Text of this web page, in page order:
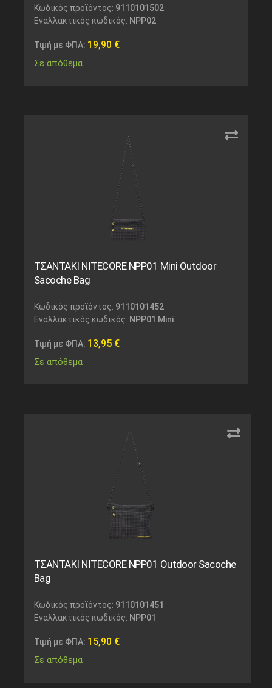
Κωδικός προϊόντος: 9110101502
Εναλλακτικός κωδικός: NPP02
Τιμή με ΦΠΑ: 19,90 €
Σε απόθεμα
ΤΣΑΝΤΑΚΙ NITECORE NPP01 Mini Outdoor
Sacoche Bag
Κωδικός προϊόντος: 9110101452
Εναλλακτικός κωδικός: NPP01 Mini
Τιμή με ΦΠΑ: 13,95 €
Σε απόθεμα
ΤΣΑΝΤΑΚΙ NITECORE NPP01 Outdoor Sacoche
Bag
Κωδικός προϊόντος: 9110101451
Εναλλακτικός κωδικός: NPP01
Τιμή με ΦΠΑ: 15,90 €
Σε απόθεμα